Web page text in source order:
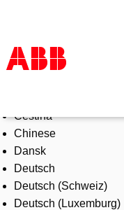
Products & Solutions
Industries
Services
About us
Where to buy
Contact us
Čeština
Chinese
Dansk
Deutsch
Deutsch (Schweiz)
Deutsch (Luxemburg)